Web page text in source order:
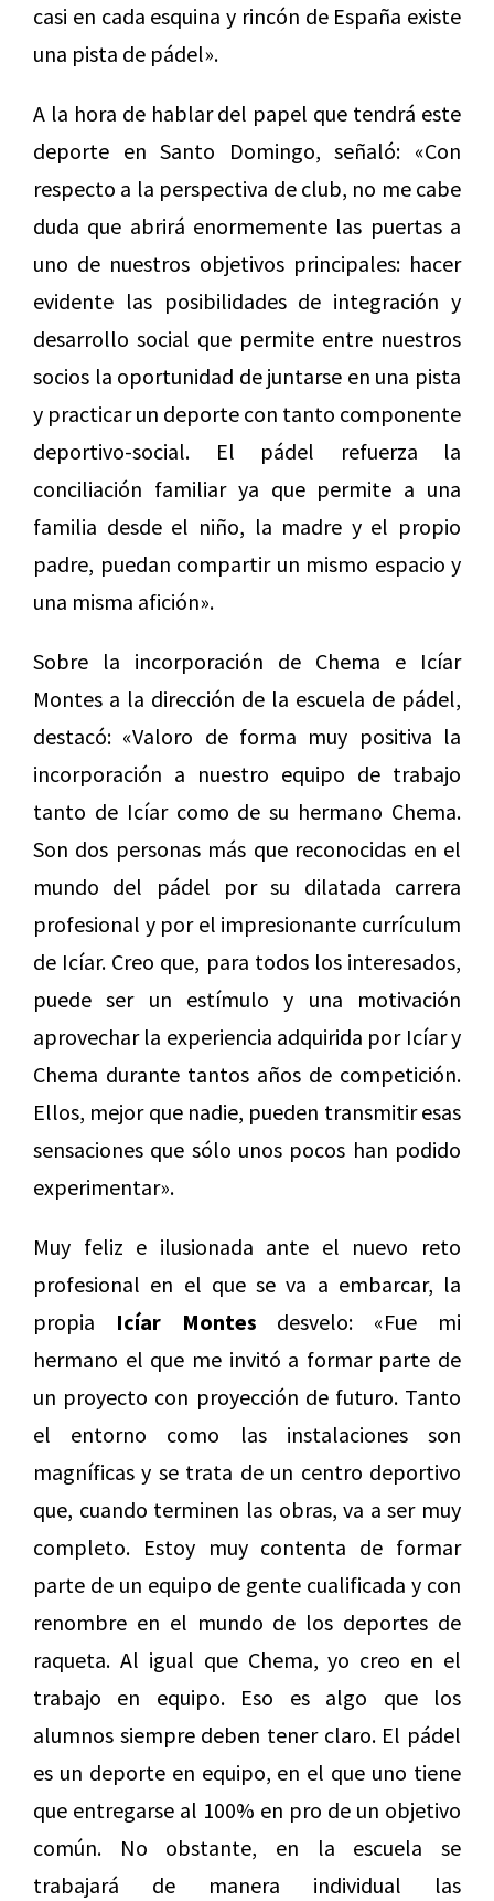
casi en cada esquina y rincón de España existe
una pista de pádel».
A la hora de hablar del papel que tendrá este
deporte en Santo Domingo, señaló: «Con
respecto a la perspectiva de club, no me cabe
duda que abrirá enormemente las puertas a
uno de nuestros objetivos principales: hacer
evidente las posibilidades de integración y
desarrollo social que permite entre nuestros
socios la oportunidad de juntarse en una pista
y practicar un deporte con tanto componente
deportivo-social. El pádel refuerza la
conciliación familiar ya que permite a una
familia desde el niño, la madre y el propio
padre, puedan compartir un mismo espacio y
una misma afición».
Sobre la incorporación de Chema e Icíar
Montes a la dirección de la escuela de pádel,
destacó: «Valoro de forma muy positiva la
incorporación a nuestro equipo de trabajo
tanto de Icíar como de su hermano Chema.
Son dos personas más que reconocidas en el
mundo del pádel por su dilatada carrera
profesional y por el impresionante currículum
de Icíar. Creo que, para todos los interesados,
puede ser un estímulo y una motivación
aprovechar la experiencia adquirida por Icíar y
Chema durante tantos años de competición.
Ellos, mejor que nadie, pueden transmitir esas
sensaciones que sólo unos pocos han podido
experimentar».
Muy feliz e ilusionada ante el nuevo reto
profesional en el que se va a embarcar, la
propia Icíar Montes desvelo: «Fue mi
hermano el que me invitó a formar parte de
un proyecto con proyección de futuro. Tanto
el entorno como las instalaciones son
magníficas y se trata de un centro deportivo
que, cuando terminen las obras, va a ser muy
completo. Estoy muy contenta de formar
parte de un equipo de gente cualificada y con
renombre en el mundo de los deportes de
raqueta. Al igual que Chema, yo creo en el
trabajo en equipo. Eso es algo que los
alumnos siempre deben tener claro. El pádel
es un deporte en equipo, en el que uno tiene
que entregarse al 100% en pro de un objetivo
común. No obstante, en la escuela se
trabajará de manera individual las